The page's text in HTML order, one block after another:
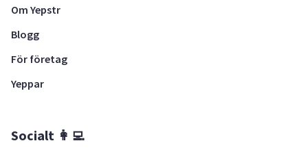
Om Yepstr
Blogg
För företag
Yeppar
Socialt 👩‍💻